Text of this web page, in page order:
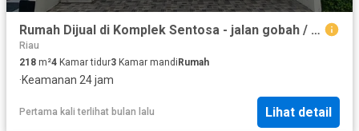
Rumah Dijual di Komplek Sentosa - jalan gobah / dwikora - Pekanbaru
Riau
218 m²4 Kamar tidur3 Kamar mandiRumah
·Keamanan 24 jam
Pertama kali terlihat bulan lalu Lihat detail